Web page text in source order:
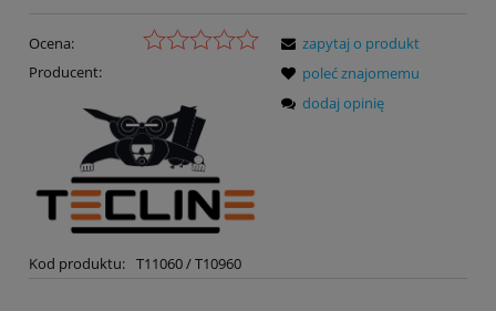
Ocena:
Producent:
Kod produktu: T11060 / T10960
zapytaj o produkt
poleć znajomemu
dodaj opinię